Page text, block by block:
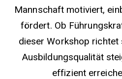
Mannschaft motiviert,
fördert. Ob
dieser Workshop richtet
Ausbildungsqualität
effizient